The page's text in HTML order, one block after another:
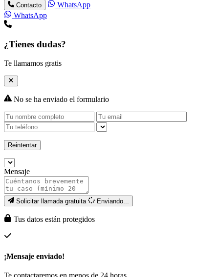
Contacto
WhatsApp
WhatsApp
¿Tienes dudas?
Te llamamos gratis
No se ha enviado el formulario
Reintentar
Mensaje
Solicitar llamada gratuita Enviando...
Tus datos están protegidos
¡Mensaje enviado!
Te contactaremos en menos de 24 horas